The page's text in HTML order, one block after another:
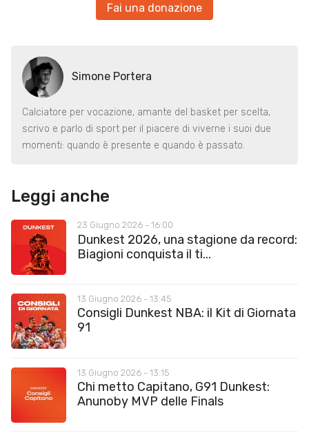
Fai una donazione
Simone Portera
Calciatore per vocazione, amante del basket per scelta,
scrivo e parlo di sport per il piacere di viverne i suoi due
momenti: quando è presente e quando è passato.
Leggi anche
23 Giugno 2026 - 16:00
Dunkest 2026, una stagione da record:
Biagioni conquista il ti...
13 Giugno 2026 - 13:45
Consigli Dunkest NBA: il Kit di Giornata
91
13 Giugno 2026 - 13:15
Chi metto Capitano, G91 Dunkest:
Anunoby MVP delle Finals